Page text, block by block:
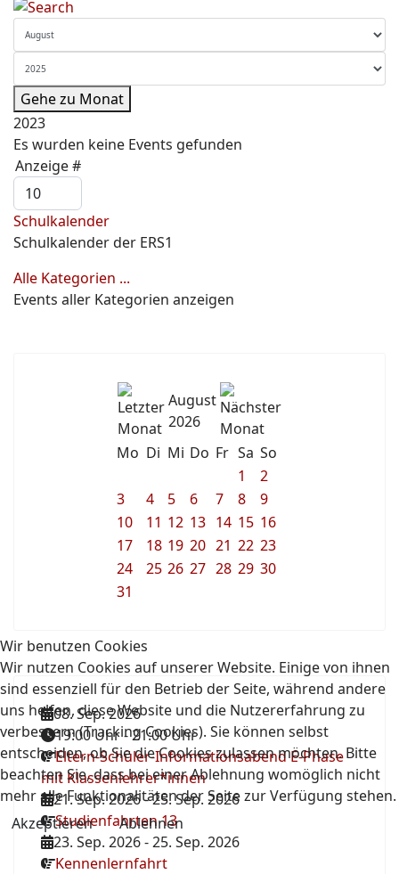
Gehe zu Monat
2023
Es wurden keine Events gefunden
Limite der Paginierungsliste
Anzeige #
Schulkalender
Schulkalender der ERS1
Alle Kategorien ...
Events aller Kategorien anzeigen
August
2026
Mo Di Mi Do Fr Sa So
1
2
3
4 5 6 7 8
9
10
11 12 13 14 15 16
17
18 19 20 21 22 23
24
25 26 27 28 29 30
31
08. Sep. 2026
19:00 Uhr-21:00 Uhr
Eltern-Schüler-Informationsabend E-Phase
mit Klassenlehrer*innen
21. Sep. 2026-25. Sep. 2026
Studienfahrten 13
23. Sep. 2026-25. Sep. 2026
Kennenlernfahrt
Wir benutzen Cookies
Wir nutzen Cookies auf unserer Website. Einige von ihnen
sind essenziell für den Betrieb der Seite, während andere
uns helfen, diese Website und die Nutzererfahrung zu
verbessern (Tracking Cookies). Sie können selbst
entscheiden, ob Sie die Cookies zulassen möchten. Bitte
beachten Sie, dass bei einer Ablehnung womöglich nicht
mehr alle Funktionalitäten der Seite zur Verfügung stehen.
Akzeptieren
Ablehnen